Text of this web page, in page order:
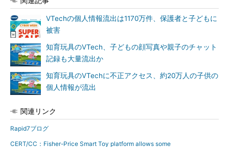
VTechの個人情報流出は1170万件、保護者と子どもに
被害
知育玩具のVTech、子どもの顔写真や親子のチャット
記録も大量流出か
知育玩具のVTechに不正アクセス、約20万人の子供の
個人情報が流出
関連リンク
Rapid7ブログ
CERT/CC：Fisher-Price Smart Toy platform allows some